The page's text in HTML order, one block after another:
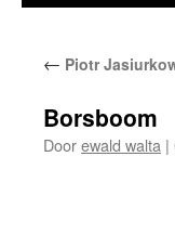
← Piotr
Borsboom
Doorewald walta |